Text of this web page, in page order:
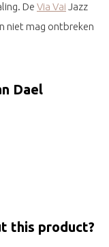
De Via Vai Jazz
niet mag ontbreken
Dael
this product?